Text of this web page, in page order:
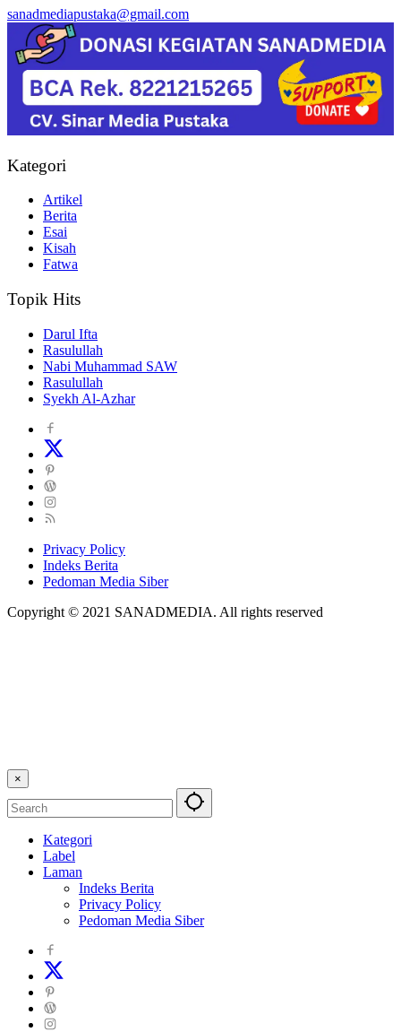
sanadmediapustaka@gmail.com
Kategori
Artikel
Berita
Esai
Kisah
Fatwa
Topik Hits
Darul Ifta
Rasulullah
Nabi Muhammad SAW
Rasulullah
Syekh Al-Azhar
Privacy Policy
Indeks Berita
Pedoman Media Siber
Copyright © 2021 SANADMEDIA. All rights reserved
×
Kategori
Label
Laman
Indeks Berita
Privacy Policy
Pedoman Media Siber